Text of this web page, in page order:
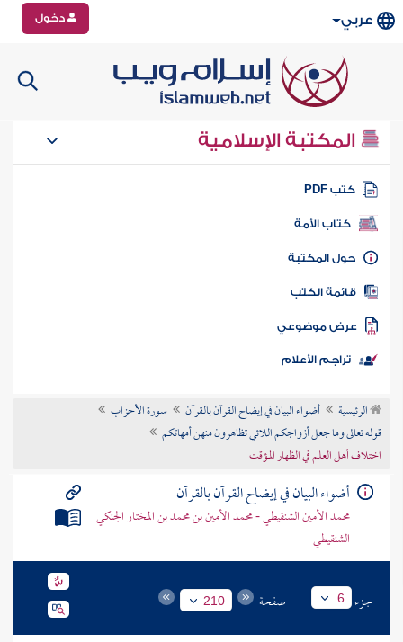
عربي دخول
المكتبة الإسلامية
كتب PDF
كتاب الأمة
المكتبة
الكتب
موضوعي
تراجم الأعلام
الرئيسية أضواء البيان في إيضاح القرآن بالقرآن
سورة الأحزاب
قوله تعالى وما جعل أزواجكم اللائي تظاهرون منهن أمهاتكم
اختلاف أهل العلم في الظهار المؤقت
أضواء البيان في إيضاح القرآن بالقرآن
محمد الأمين الشنقيطي - محمد الأمين بن محمد بن المختار الجنكي
الشنقيطي
جزء 6 صفحة 210